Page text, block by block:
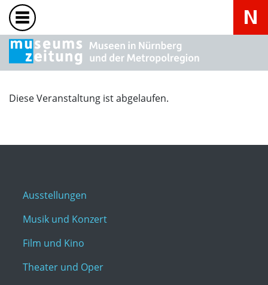
Diese Veranstaltung ist abgelaufen.
Ausstellungen
Musik und Konzert
Film und Kino
Theater und Oper